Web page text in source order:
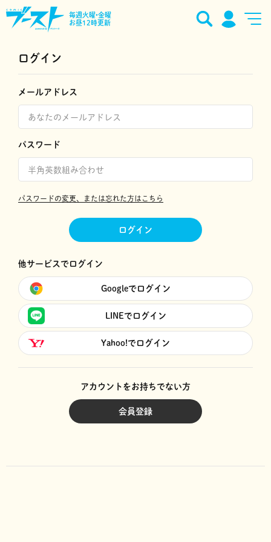
毎週火曜•金曜
お昼12時更新
ログイン
メールアドレス
パスワード
パスワードの変更、または忘れた方はこちら
ログイン
他サービスでログイン
Googleでログイン
LINEでログイン
Yahoo!でログイン
アカウントをお持ちでない方
会員登録